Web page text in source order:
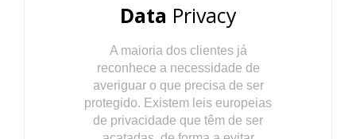
Data Privacy
A maioria dos clientes já
reconhece a necessidade de
averiguar o que precisa de ser
protegido. Existem leis europeias
de privacidade que têm de ser